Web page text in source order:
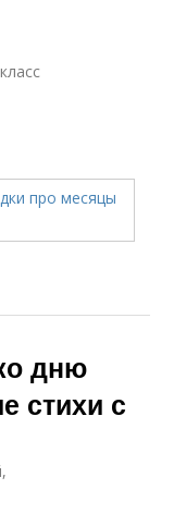
дню
стихи с